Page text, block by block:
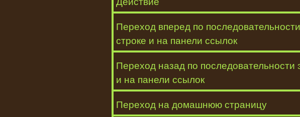
Переход вперед по
строке и на панели ссылок
Переход назад по
и на панели ссылок
Переход на домашнюю страницу